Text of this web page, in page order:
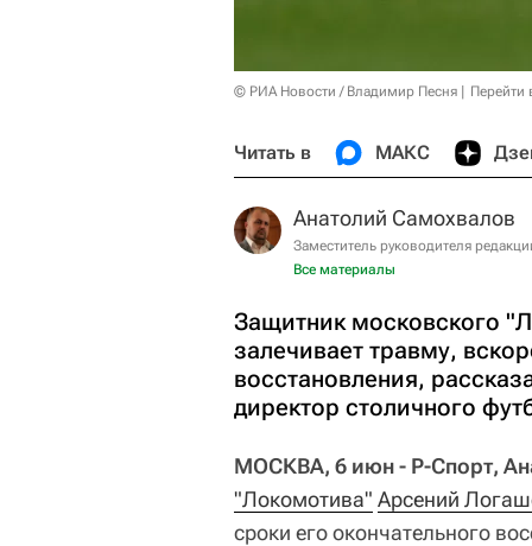
© РИА Новости / Владимир Песня Перейти
Читать в МАКС
Анатолий Самохвалов
Заместитель руководителя
Все материалы
Защитник московского
залечивает травму,
восстановления,
директор столичного
МОСКВА, 6 июн - Р-Спорт,
"Локомотива" Арсений
сроки его окончательного